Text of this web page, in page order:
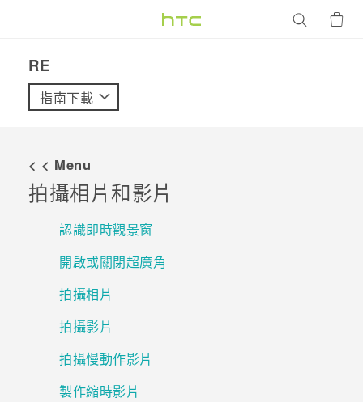
VIVE
配件
優惠專區
焦點訊息
校園專案
銷售門市
銷售通路
支援服務
VIVELAND
RE‎
指南下載
< < Menu
拍攝相片和影片
認識即時觀景窗
開啟或關閉超廣角
拍攝相片
拍攝影片
拍攝慢動作影片
製作縮時影片